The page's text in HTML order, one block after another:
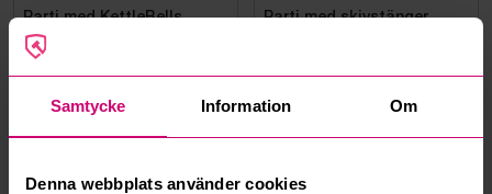
Samtycke Information Om
Denna webbplats använder cookies
Parti med KettleBells Parti med skivstänger